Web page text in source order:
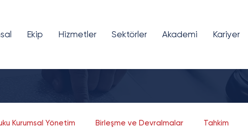
Ekip Hizmetler Sektörler Akademi Kariyer
Kurumsal Yönetim Birleşme ve Devralmalar Tahkim